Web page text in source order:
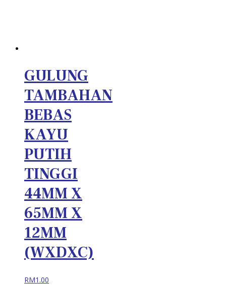
GULUNG
TAMBAHAN
BEBAS
KAYU
PUTIH
TINGGI
44MM X
65MM X
12MM
(WXDXC)
RM1.00